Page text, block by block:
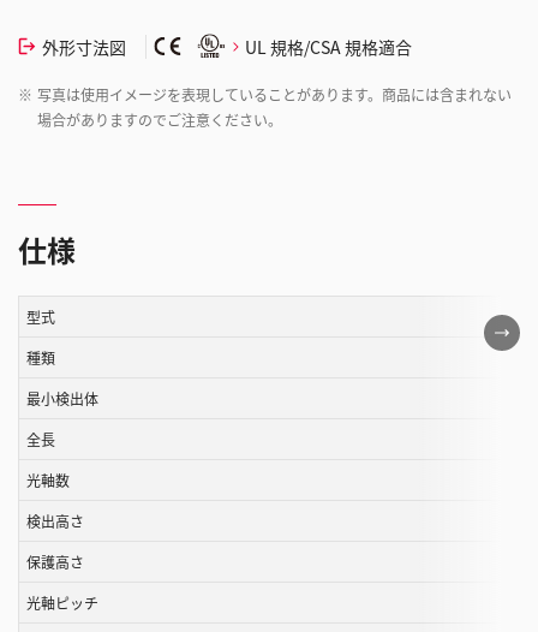
外形寸法図 UL 規格/CSA 規格適合
※ 写真は使用イメージを表現していることがあります。商品には含まれない
場合がありますのでご注意ください。
仕様
こ
の
型式
種類
最小検出体
全長
光軸数
検出高さ
保護高さ
光軸ピッチ